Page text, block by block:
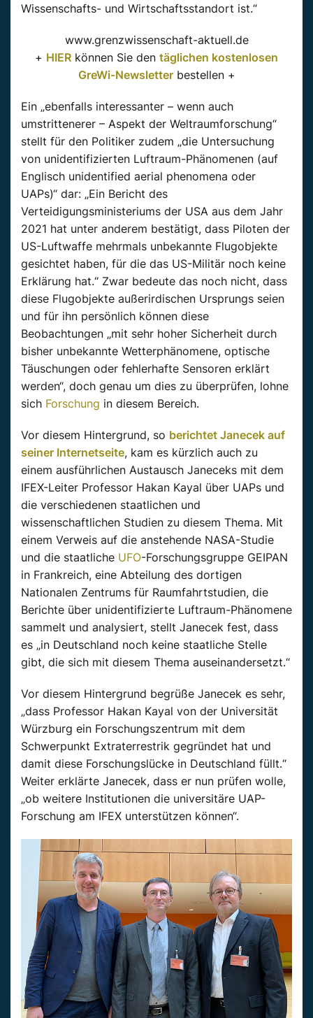
Wissenschafts- und Wirtschaftsstandort ist.“
www.grenzwissenschaft-aktuell.de
+ HIER können Sie den täglichen kostenlosen
GreWi-Newsletterbestellen +
Ein „ebenfalls interessanter – wenn auch
umstrittenerer – Aspekt der Weltraumforschung“
stellt für den Politiker zudem „die Untersuchung
von unidentifizierten Luftraum-Phänomenen (auf
Englisch unidentified aerial phenomena oder
UAPs)“ dar: „Ein Bericht des
Verteidigungsministeriums der USA aus dem Jahr
2021 hat unter anderem bestätigt, dass Piloten der
US-Luftwaffe mehrmals unbekannte Flugobjekte
gesichtet haben, für die das US-Militär noch keine
Erklärung hat.“ Zwar bedeute das noch nicht, dass
diese Flugobjekte außerirdischen Ursprungs seien
und für ihn persönlich können diese
Beobachtungen „mit sehr hoher Sicherheit durch
bisher unbekannte Wetterphänomene, optische
Täuschungen oder fehlerhafte Sensoren erklärt
werden“, doch genau um dies zu überprüfen, lohne
sich Forschung in diesem Bereich.
Vor diesem Hintergrund, so berichtet Janecek auf
seiner Internetseite, kam es kürzlich auch zu
einem ausführlichen Austausch Janeceks mit dem
IFEX-Leiter Professor Hakan Kayal über UAPs und
die verschiedenen staatlichen und
wissenschaftlichen Studien zu diesem Thema. Mit
einem Verweis auf die anstehende NASA-Studie
und die staatliche UFO-Forschungsgruppe GEIPAN
in Frankreich, eine Abteilung des dortigen
Nationalen Zentrums für Raumfahrtstudien, die
Berichte über unidentifizierte Luftraum-Phänomene
sammelt und analysiert, stellt Janecek fest, dass
es „in Deutschland noch keine staatliche Stelle
gibt, die sich mit diesem Thema auseinandersetzt.“
Vor diesem Hintergrund begrüße Janecek es sehr,
„dass Professor Hakan Kayal von der Universität
Würzburg ein Forschungszentrum mit dem
Schwerpunkt Extraterrestrik gegründet hat und
damit diese Forschungslücke in Deutschland füllt.“
Weiter erklärte Janecek, dass er nun prüfen wolle,
„ob weitere Institutionen die universitäre UAP-
Forschung am IFEX unterstützen können“.